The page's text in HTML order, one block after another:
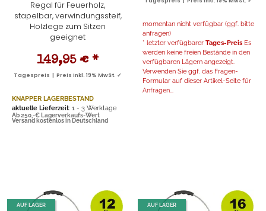
Regal für Feuerholz,
stapelbar, verwindungssteif,
Holzlege zum Sitzen
geeignet
149,95 € *
Tagespreis | Preis inkl. 19% MwSt. ✓
KNAPPER LAGERBESTAND
aktuelle Lieferzeit: 1 - 3 Werktage
Ab 250,-€ Lagerverkaufs-Wert
Versand kostenlos in Deutschland
momentan nicht verfügbar (ggf. bitte
anfragen)
* letzter verfügbarer Tages-Preis Es
werden keine freien Bestände in den
verfügbaren Lägern angezeigt.
Verwenden Sie ggf. das Fragen-
Formular auf dieser Artikel-Seite für
Anfragen...
AUF LAGER AUF LAGER